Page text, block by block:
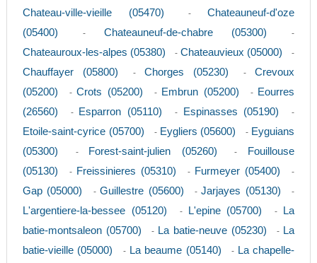
Chateau-ville-vieille (05470) -Chateauneuf-d'oze
(05400)
- Chateauneuf-de-chabre (05300) -
Chateauroux-les-alpes (05380) - Chateauvieux (05000) -
Chauffayer (05800) - Chorges (05230) -Crevoux
(05200)
-Crots (05200) - Embrun (05200) - Eourres
(26560)
- Esparron (05110) - Espinasses (05190) -
Etoile-saint-cyrice (05700) - Eygliers (05600) - Eyguians
(05300)
- Forest-saint-julien (05260) -
Fouillouse
(05130)
- Freissinieres (05310) - Furmeyer (05400) -
Gap (05000) -Guillestre (05600) -Jarjayes (05130) -
L'argentiere-la-bessee (05120) - L'epine (05700) -
La
batie-montsaleon (05700)
- La batie-neuve (05230) - La
batie-vieille (05000)
- La beaume (05140) - La chapelle-